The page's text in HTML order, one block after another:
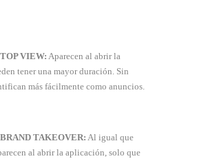
VIEW: Aparecen al abrir la
tener una mayor duración. Sin
más fácilmente como anuncios.
TAKEOVER: Al igual que
al abrir la aplicación, solo que